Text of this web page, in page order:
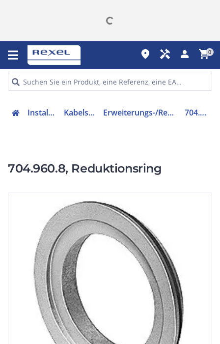
place handyman person shopping_cart0
Installation Kabelschutz Erweiterungs-/Reduzierring 704.960.8
704.960.8, Reduktionsring